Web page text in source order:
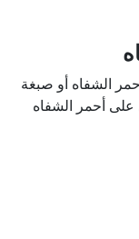
الشفاه أو صبغة